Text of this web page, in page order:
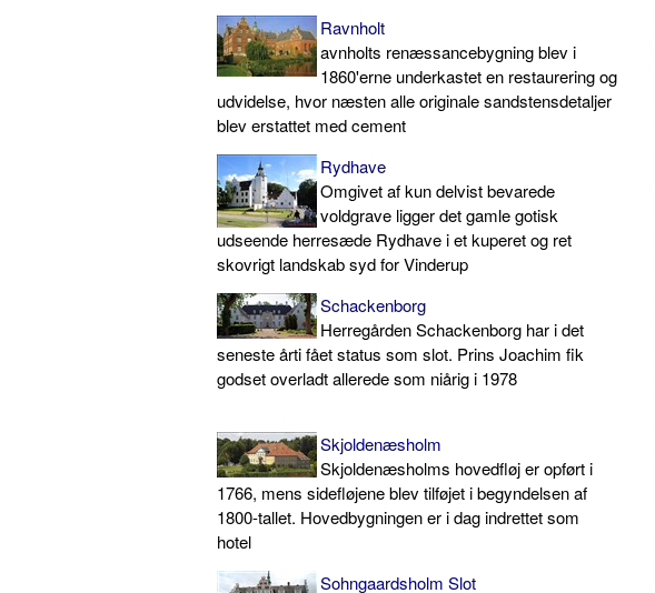
Ravnholt
avnholts renæssancebygning blev i
1860'erne underkastet en restaurering og
udvidelse, hvor næsten alle originale sandstensdetaljer
blev erstattet med cement
Rydhave
Omgivet af kun delvist bevarede
voldgrave ligger det gamle gotisk
udseende herresæde Rydhave i et kuperet og ret
skovrigt landskab syd for Vinderup
Schackenborg
Herregården Schackenborg har i det
seneste årti fået status som slot. Prins Joachim fik
godset overladt allerede som niårig i 1978
Skjoldenæsholm
Skjoldenæsholms hovedfløj er opført i
1766, mens sidefløjene blev tilføjet i begyndelsen af
1800-tallet. Hovedbygningen er i dag indrettet som
hotel
Sohngaardsholm Slot